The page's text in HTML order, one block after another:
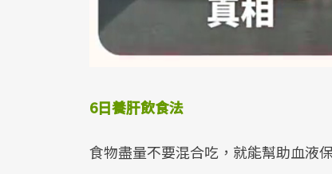
6日養肝飲食法
食物盡量不要混合吃，就能幫助血液